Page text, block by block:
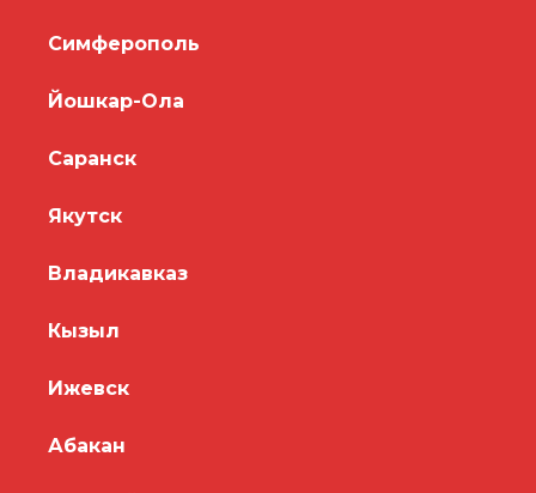
Симферополь
Йошкар-Ола
Саранск
Якутск
Владикавказ
Кызыл
Ижевск
Абакан